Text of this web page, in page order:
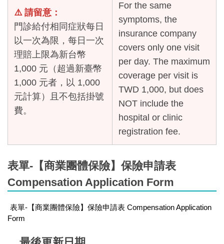
⚠️ 請留意：
門診給付相同症狀每日
以一次為限，每日一次
理賠上限為新台幣
1,000 元（超過新臺幣
1,000 元者，以 1,000
元計算）且不包括掛號
費。
For the same
symptoms, the
insurance company
covers only one visit
per day. The maximum
coverage per visit is
TWD 1,000, but does
NOT include the
hospital or clinic
registration fee.
表單-【商業團體保險】保險申請表
Compensation Application Form
表單-【商業團體保險】保險申請表 Compensation Application
Form